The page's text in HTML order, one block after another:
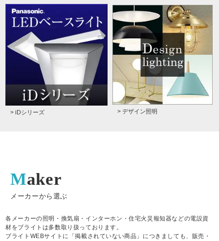
> iDシリーズ > デザイン照明
Maker
メーカーから選ぶ
各メーカーの照明・換気扇・インターホン・住宅火災報知器などの電設資
材をブライトは多数取り扱っております。
ブライトWEBサイトに「掲載されていない商品」につきましても、販売・